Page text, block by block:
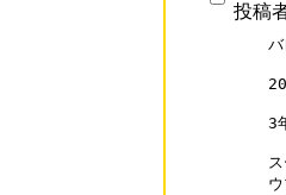
投稿
3